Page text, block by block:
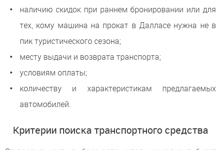
наличию скидок при раннем бронировании или для
тех, кому машина на прокат в Далласе нужна не в
пик туристического сезона;
месту выдачи и возврата транспорта;
условиям оплаты;
количеству и характеристикам предлагаемых
автомобилей.
Критерии поиска транспортного средства